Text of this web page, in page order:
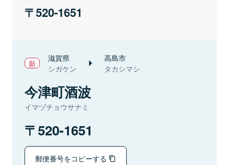
520-1651
滋賀県
シガケン
高島市
タカシマシ
今津町酒波
イマヅチョウサナミ
520-1651
郵便番号をコピーする